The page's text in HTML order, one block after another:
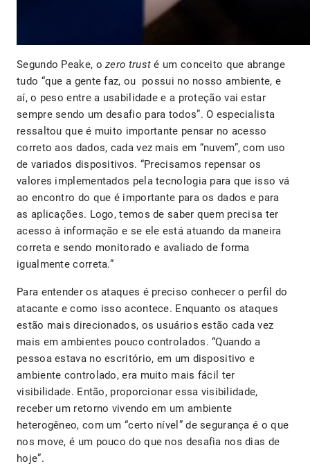
Segundo Peake, ozero trust é um conceito que abrange
tudo “que a gente faz, ou possui no nosso ambiente, e
aí, o peso entre a usabilidade e a proteção vai estar
sempre sendo um desafio para todos”. O especialista
ressaltou que é muito importante pensar no acesso
correto aos dados, cada vez mais em “nuvem”, com uso
de variados dispositivos. “Precisamos repensar os
valores implementados pela tecnologia para que isso vá
ao encontro do que é importante para os dados e para
as aplicações. Logo, temos de saber quem precisa ter
acesso à informação e se ele está atuando da maneira
correta e sendo monitorado e avaliado de forma
igualmente correta.”
Para entender os ataques é preciso conhecer o perfil do
atacante e como isso acontece. Enquanto os ataques
estão mais direcionados, os usuários estão cada vez
mais em ambientes pouco controlados. “Quando a
pessoa estava no escritório, em um dispositivo e
ambiente controlado, era muito mais fácil ter
visibilidade. Então, proporcionar essa visibilidade,
receber um retorno vivendo em um ambiente
heterogêneo, com um “certo nível” de segurança é o que
nos move, é um pouco do que nos desafia nos dias de
hoje”.